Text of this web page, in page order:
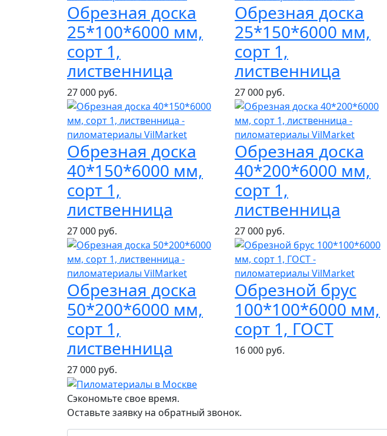
Обрезная доска
25*100*6000 мм,
сорт 1,
лиственница
27 000 руб.
Обрезная доска
25*150*6000 мм,
сорт 1,
лиственница
27 000 руб.
Обрезная доска
40*150*6000 мм,
сорт 1,
лиственница
27 000 руб.
Обрезная доска
40*200*6000 мм,
сорт 1,
лиственница
27 000 руб.
Обрезная доска
50*200*6000 мм,
сорт 1,
лиственница
27 000 руб.
Обрезной брус
100*100*6000 мм,
сорт 1, ГОСТ
16 000 руб.
Сэкономьте свое время.
Оставьте заявку на обратный звонок.